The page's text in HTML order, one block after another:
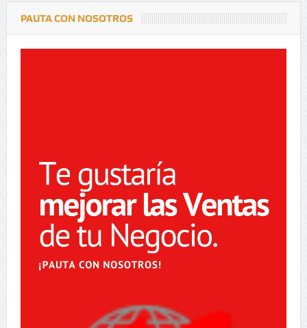
PAUTA CON NOSOTROS